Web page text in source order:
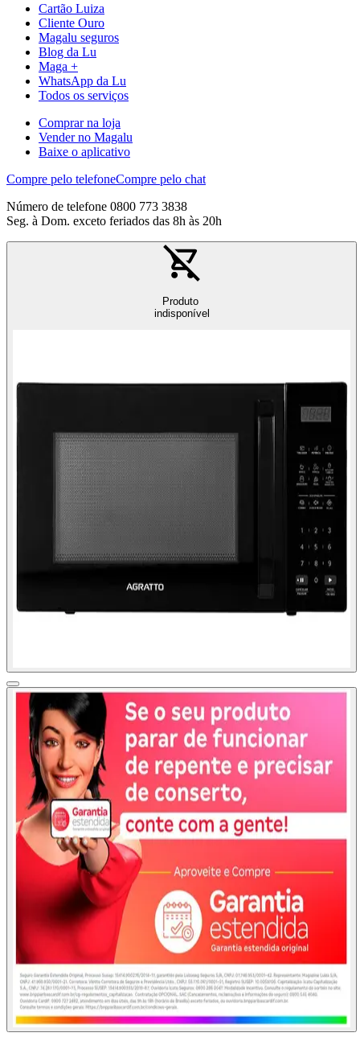
Cartão Luiza
Cliente Ouro
Magalu seguros
Blog da Lu
Maga +
WhatsApp da Lu
Todos os serviços
Comprar na loja
Vender no Magalu
Baixe o aplicativo
Compre pelo telefoneCompre pelo chat
Número de telefone 0800 773 3838
Seg. à Dom. exceto feriados das 8h às 20h
Produto
indisponível